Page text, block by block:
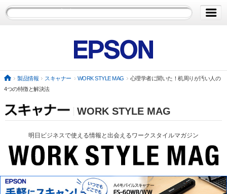
製品情報 スキャナー WORK STYLE MAG
心理学者に聞いた！机周りが汚い人の
4つの特徴と解決法
WORK STYLE MAG
明日ビジネスで使える情報と出会えるワークスタイルマガジン
サポート&ダウンロード
ショッピング
企業情報
グループ情報